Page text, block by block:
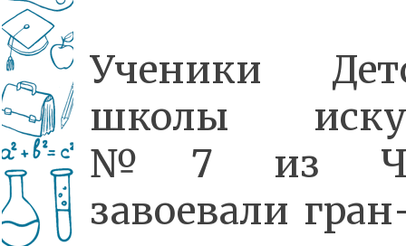
Ученики
школы
№7 из
завоевали